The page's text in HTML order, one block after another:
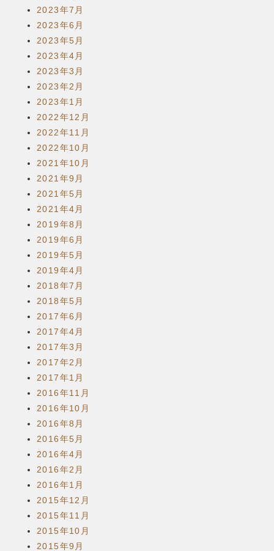
2023年7月
2023年6月
2023年5月
2023年4月
2023年3月
2023年2月
2023年1月
2022年12月
2022年11月
2022年10月
2021年10月
2021年9月
2021年5月
2021年4月
2019年8月
2019年6月
2019年5月
2019年4月
2018年7月
2018年5月
2017年6月
2017年4月
2017年3月
2017年2月
2017年1月
2016年11月
2016年10月
2016年8月
2016年5月
2016年4月
2016年2月
2016年1月
2015年12月
2015年11月
2015年10月
2015年9月